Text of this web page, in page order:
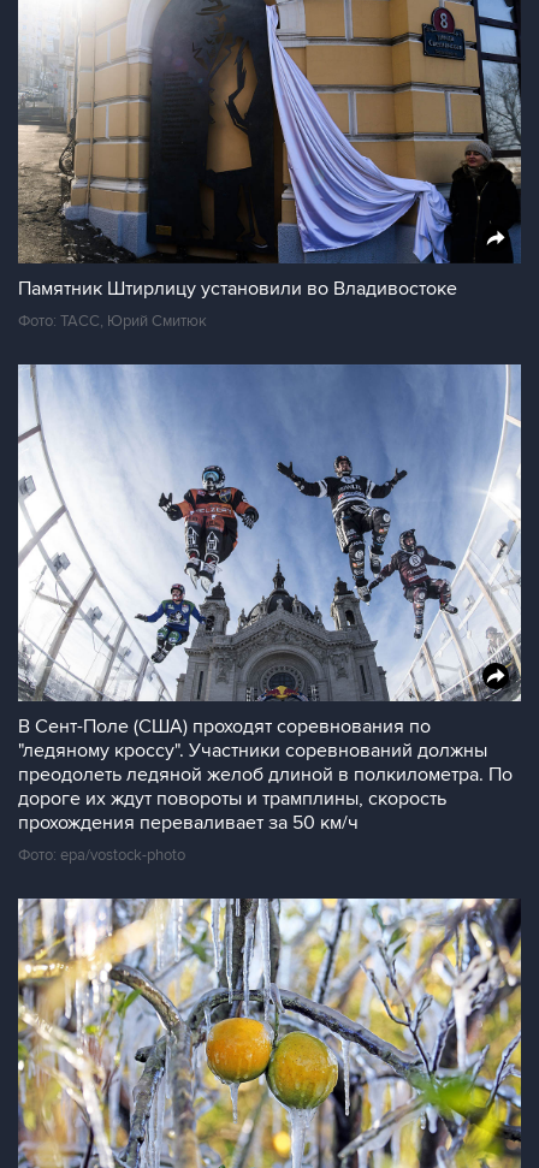
Памятник Штирлицу установили во Владивостоке
Фото: ТАСС, Юрий Смитюк
В Сент-Поле (США) проходят соревнования по
"ледяному кроссу". Участники соревнований должны
преодолеть ледяной желоб длиной в полкилометра. По
дороге их ждут повороты и трамплины, скорость
прохождения переваливает за 50 км/ч
Фото: epa/vostock-photo